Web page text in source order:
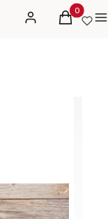
Zaloguj sięProdukty
Koszyk